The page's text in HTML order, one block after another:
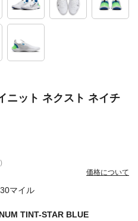
マイル
ニット ネクスト ネイチ
価格について
TINT-STAR BLUE